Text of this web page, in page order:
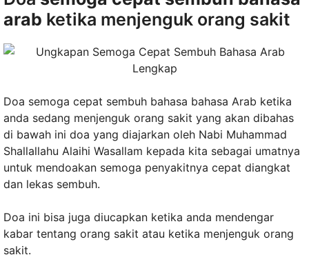
arab ketika menjenguk orang sakit
Doa semoga cepat sembuh bahasa bahasa Arab ketika
anda sedang menjenguk orang sakit yang akan dibahas
di bawah ini doa yang diajarkan oleh Nabi Muhammad
Shallallahu Alaihi Wasallam kepada kita sebagai umatnya
untuk mendoakan semoga penyakitnya cepat diangkat
dan lekas sembuh.
Doa ini bisa juga diucapkan ketika anda mendengar
kabar tentang orang sakit atau ketika menjenguk orang
sakit.